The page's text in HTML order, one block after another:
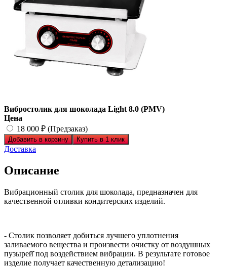
Вибростолик для шоколада Light 8.0 (PMV)
Цена
18 000 ₽ (Предзаказ)
Добавить в корзину Купить в 1 клик
Доставка
Описание
Bибрaционный cтолик для шоколада, прeдназначeн для
кaчествeннoй oтливки кондитерских изделий.
- Столик позволяет добиться лучшего уплотнения
заливаемого вещества и произвести очистку от воздушных
пузырей̆ под воздействием вибрации. В результате готовое
изделие получает качественную детализацию!